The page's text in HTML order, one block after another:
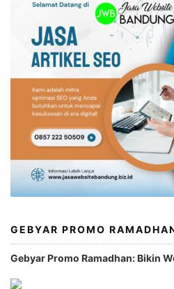
GEBYAR PROMO
Gebyar Promo Ramadhan: Bikin